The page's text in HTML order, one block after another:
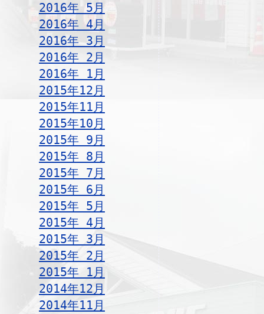
2016年 5月
2016年 4月
2016年 3月
2016年 2月
2016年 1月
2015年12月
2015年11月
2015年10月
2015年 9月
2015年 8月
2015年 7月
2015年 6月
2015年 5月
2015年 4月
2015年 3月
2015年 2月
2015年 1月
2014年12月
2014年11月